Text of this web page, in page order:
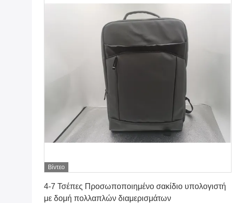
Βίντεο
4-7 Τσέπες Προσωποποιημένο σακίδιο υπολογιστή
με δομή πολλαπλών διαμερισμάτων